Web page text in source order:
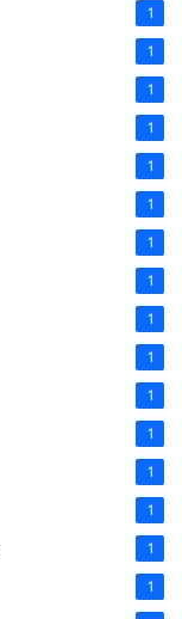
1
1
1
1
1
1
1
1
1
1
1
1
1
1
1
1